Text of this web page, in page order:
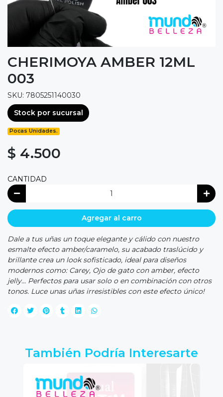
CHERIMOYA AMBER 12ML
003
SKU: 7805251140030
Stock por sucursal
Pocas Unidades.
$ 4.500
CANTIDAD
Agregar al carro
Dale a tus uñas un toque elegante y cálido con nuestro
esmalte efecto amber/caramelo, su acabado traslúcido y
brillante crea un look sofisticado, ideal para diseños
modernos como: Carey, Ojo de gato con amber, efecto
jelly... Perfectos para usar solo o en combinación con otros
tonos. Luce unas uñas irresistibles con este efecto único!
También Podría Interesarte